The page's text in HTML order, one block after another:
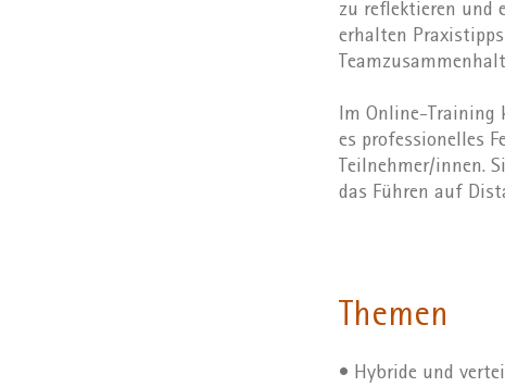
zu reflektieren und
erhalten
Im Online-Training
es professionelles
Teilnehmer/innen.
das Führen auf
Themen
• Hybride und